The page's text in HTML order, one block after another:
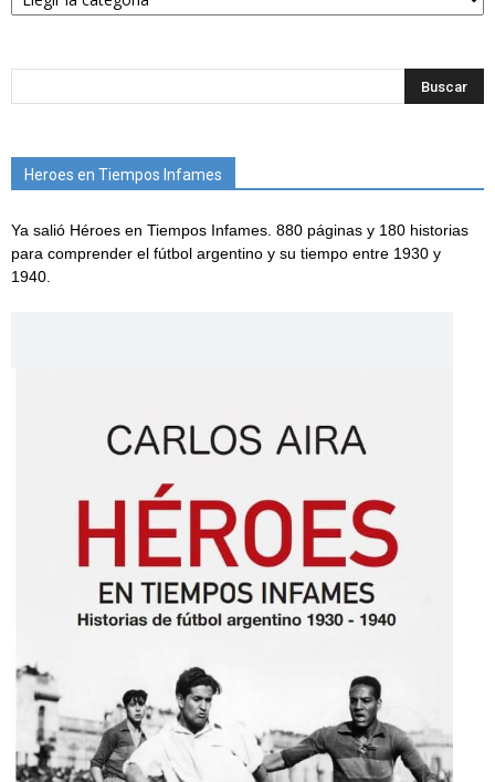
Heroes en Tiempos Infames
Ya salió Héroes en Tiempos Infames. 880 páginas y 180 historias
para comprender el fútbol argentino y su tiempo entre 1930 y
1940.